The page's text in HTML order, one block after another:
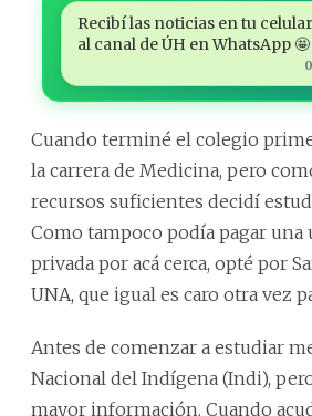
Recibí las noticias en tu
al canal de ÚH en WhatsApp 🤩
Cuando terminé el colegio
la carrera de Medicina, pero
recursos suficientes decidí
Como tampoco podía pagar una
privada por acá cerca, opté por
UNA, que igual es caro otra vez
Antes de comenzar a estudiar
Nacional del Indígena (Indi),
mayor información. Cuando